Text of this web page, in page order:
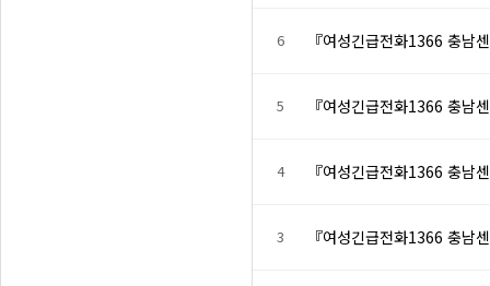
6 『여성긴급전화1366 충남
5 『여성긴급전화1366 충남
4 『여성긴급전화1366 충남
3 『여성긴급전화1366 충남